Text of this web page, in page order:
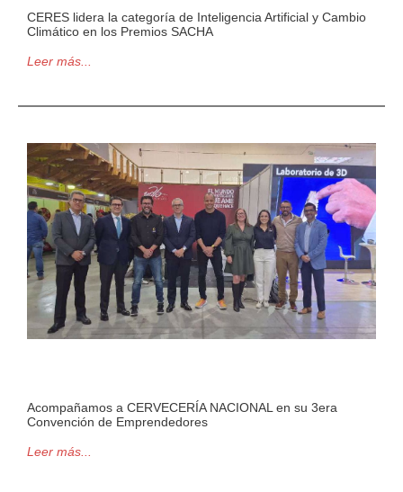
CERES lidera la categoría de Inteligencia Artificial y Cambio
Climático en los Premios SACHA
Leer más...
Acompañamos a CERVECERÍA NACIONAL en su 3era
Convención de Emprendedores
Leer más...